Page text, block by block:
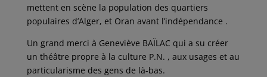
mettent en scène la population des quartiers
populaires d’Alger, et Oran avant l’indépendance .
Un grand merci à Geneviève BAÏLAC qui a su créer
un théâtre propre à la culture P.N. , aux usages et au
particularisme des gens de là-bas.